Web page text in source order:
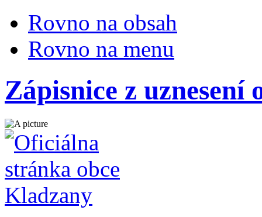
Rovno na obsah
Rovno na menu
Zápisnice z uznesení